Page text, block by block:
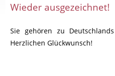
Wieder ausgezeichnet!
Sie gehören zu
Herzlichen Glückwunsch!